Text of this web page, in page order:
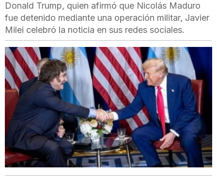
Donald Trump, quien afirmó que Nicolás Maduro
fue detenido mediante una operación militar, Javier
Milei celebró la noticia en sus redes sociales.